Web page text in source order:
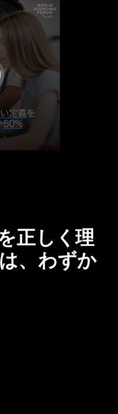
正しく理
、わずか